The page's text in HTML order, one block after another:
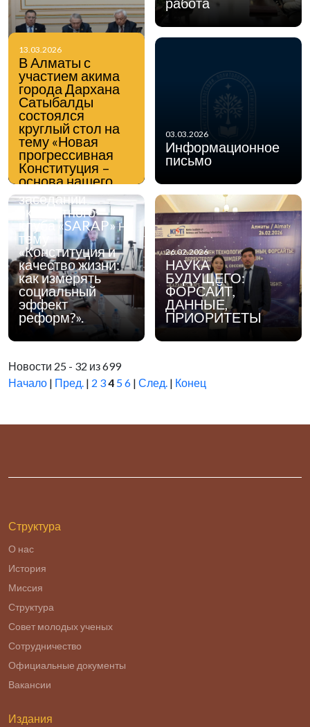
13.03.2026
В Алматы с
участием акима
города Дархана
Сатыбалды
состоялся
круглый стол на
тему «Новая
прогрессивная
Конституция –
основа нашего
единства:
образование,
наука, инновации,
культура».
03.03.2026
Информационное
письмо
27.02.2026
Заместитель
генерального
директора по
стратегическому
развитию ИФПР
Ермек Токтаров
принял онлайн-
участие и
выступил с
докладом на
заседании
экспертного
клуба «SARAP» на
тему
«Конституция и
качество жизни:
как измерять
социальный
эффект
реформ?».
26.02.2026
НАУКА
БУДУЩЕГО:
ФОРСАЙТ,
ДАННЫЕ,
ПРИОРИТЕТЫ
Новости 25 - 32 из 699
Начало | Пред. | 2 34 56 | След. | Конец
Структура
О нас
История
Миссия
Структура
Совет молодых ученых
Сотрудничество
Официальные документы
Вакансии
Издания